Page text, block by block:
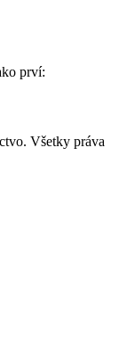
prví:
Všetky práva